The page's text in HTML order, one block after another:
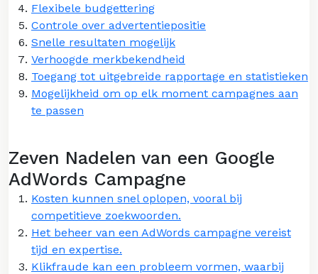
Flexibele budgettering
Controle over advertentiepositie
Snelle resultaten mogelijk
Verhoogde merkbekendheid
Toegang tot uitgebreide rapportage en statistieken
Mogelijkheid om op elk moment campagnes aan
te passen
Zeven Nadelen van een Google
AdWords Campagne
Kosten kunnen snel oplopen, vooral bij
competitieve zoekwoorden.
Het beheer van een AdWords campagne vereist
tijd en expertise.
Klikfraude kan een probleem vormen, waarbij